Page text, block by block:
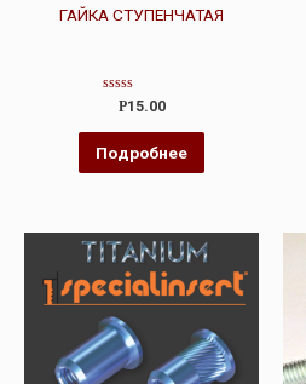
ГАЙКА СТУПЕНЧАТАЯ
Оценка
из
Р15.00
Подробнее